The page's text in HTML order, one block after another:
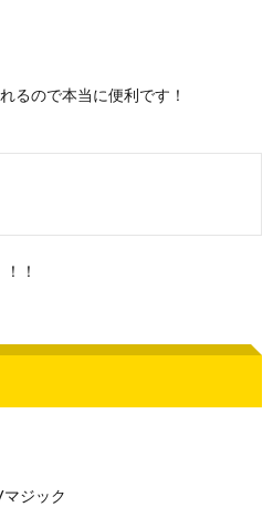
るので本当に便利です！
！
ジック